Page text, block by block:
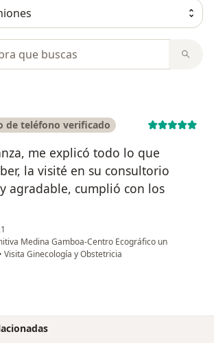
de teléfono verificado
me explicó todo lo que
la visité en su consultorio
agradable, cumplió con los
Medina Gamboa-Centro Ecográfico un
• Visita Ginecología y Obstetricia
MJ